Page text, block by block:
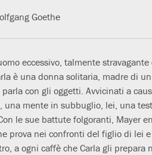
Goethe
eccessivo, talmente
è una donna solitaria, madre di
con gli oggetti. Avvicinati a
una mente in subbuglio, lei, una
le sue battute folgoranti, Mayer
prova nei confronti del figlio di lei
a ogni caffè che Carla gli